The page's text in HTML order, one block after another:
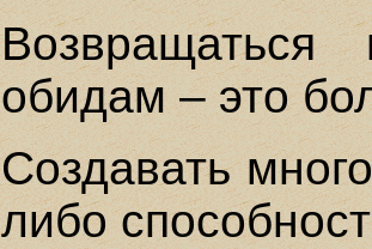
обидам – это
Создавать
либо